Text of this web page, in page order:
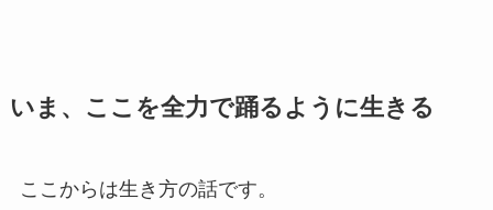
いま、ここを全力で踊るように生きる
ここからは生き方の話です。